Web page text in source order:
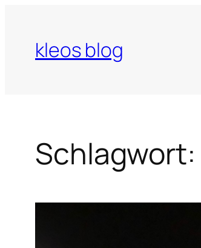
springenkleos blog
Schlagwort: